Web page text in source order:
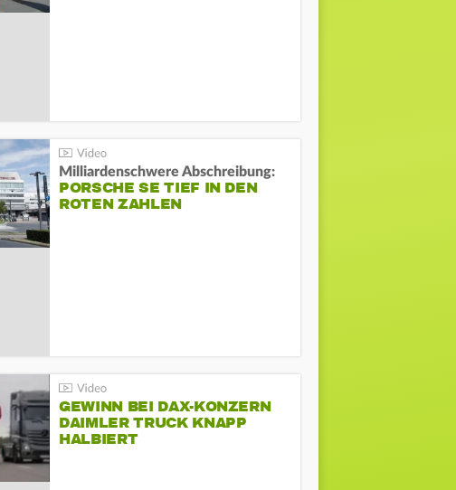
Milliardenschwere Abschreibung:
PORSCHE SE TIEF IN DEN
ROTEN ZAHLEN
GEWINN BEI DAX-KONZERN
DAIMLER TRUCK KNAPP
HALBIERT